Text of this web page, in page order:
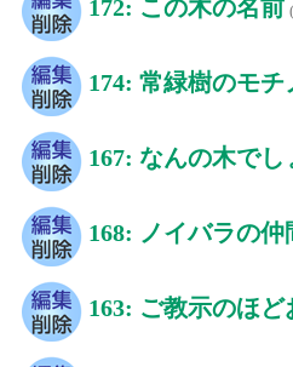
172: この木の名前
174: 常緑樹のモ
167: なんの木でし
168: ノイバラの
163: ご教示のほ